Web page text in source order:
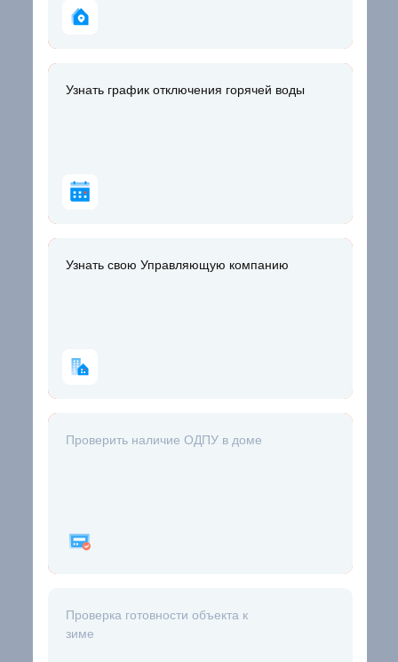
Узнать свою Управляющую компанию
Узнать свою Управляющую компанию
Узнать график отключения горячей воды
Узнать график отключения горячей воды
Проверка готовности объекта к
зиме
Проверить наличие ОДПУ в доме